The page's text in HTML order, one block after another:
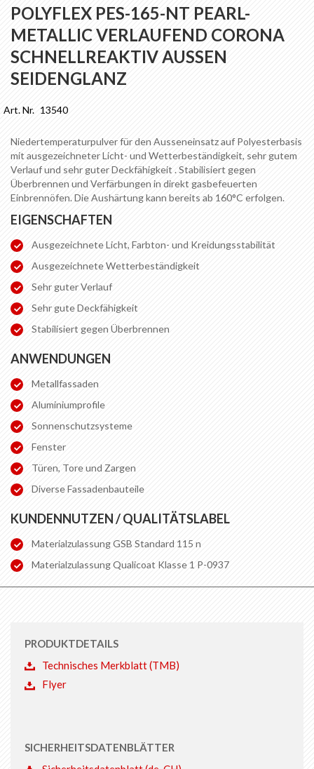
POLYFLEX PES-165-NT PEARL-
METALLIC VERLAUFEND CORONA
SCHNELLREAKTIV AUSSEN
SEIDENGLANZ
Art. Nr. 13540
Anfang
der
Bildgalerie
springen
PRODUKTDETAILS
Technisches Merkblatt (TMB)
Flyer
SICHERHEITSDATENBLÄTTER
Niedertemperaturpulver für den Ausseneinsatz auf Polyesterbasis
mit ausgezeichneter Licht- und Wetterbeständigkeit, sehr gutem
Verlauf und sehr guter Deckfähigkeit . Stabilisiert gegen
Überbrennen und Verfärbungen in direkt gasbefeuerten
Einbrennöfen. Die Aushärtung kann bereits ab 160°C erfolgen.
EIGENSCHAFTEN
Ausgezeichnete Licht, Farbton- und Kreidungsstabilität
Ausgezeichnete Wetterbeständigkeit
Sehr guter Verlauf
Sehr gute Deckfähigkeit
Stabilisiert gegen Überbrennen
ANWENDUNGEN
Metallfassaden
Aluminiumprofile
Sonnenschutzsysteme
Fenster
Türen, Tore und Zargen
Diverse Fassadenbauteile
KUNDENNUTZEN / QUALITÄTSLABEL
Materialzulassung GSB Standard 115 n
Materialzulassung Qualicoat Klasse 1 P-0937